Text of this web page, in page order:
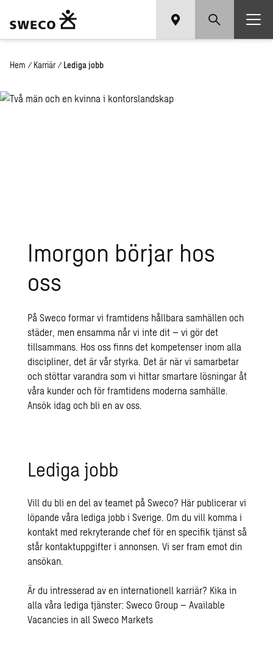
Hem / Karriär / Lediga jobb
Imor­gon bör­jar hos
oss
På Sweco formar vi framtidens hållbara samhällen och
städer, men ensamma når vi inte dit – vi gör det
tillsammans. Hos oss finns det kompetenser inom alla
discipliner, det är vår styrka. Det är när vi samarbetar
och stöttar varandra som vi hittar smartare lösningar åt
våra kunder och för framtidens moderna samhälle.
Ansök idag och bli en av oss.
Lediga jobb
Vill du bli en del av teamet på Sweco? Här publicerar vi
löpande våra lediga jobb i Sverige. Om du vill komma i
kontakt med rekryterande chef för en specifik tjänst så
står kontaktuppgifter i annonsen. Vi ser fram emot din
ansökan.
Är du intresserad av en internationell karriär? Kika in
alla våra lediga tjänster:Sweco Group – Available
Vacancies in all Sweco Markets